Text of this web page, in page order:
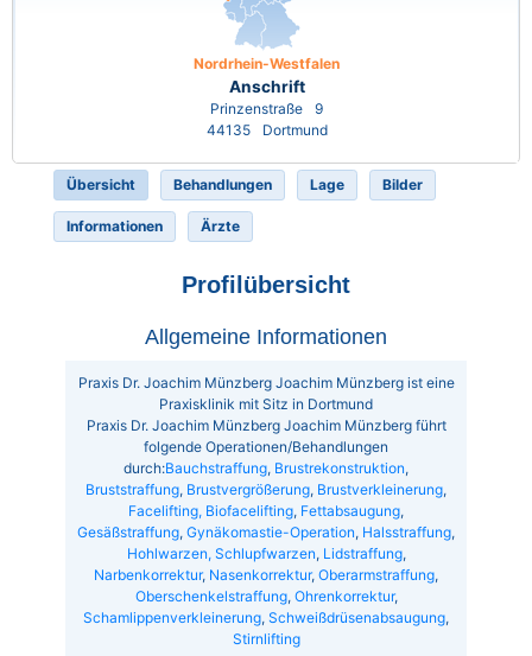
Nordrhein-Westfalen
Anschrift
Prinzenstraße
9
44135
Dortmund
Übersicht Behandlungen Lage Bilder
Informationen Ärzte
Profilübersicht
Allgemeine Informationen
Praxis Dr. Joachim Münzberg Joachim Münzberg ist eine
Praxisklinik mit Sitz in Dortmund
Praxis Dr. Joachim Münzberg Joachim Münzberg führt
folgende Operationen/Behandlungen
durch:Bauchstraffung, Brustrekonstruktion,
Bruststraffung, Brustvergrößerung, Brustverkleinerung,
Facelifting, Biofacelifting, Fettabsaugung,
Gesäßstraffung, Gynäkomastie-Operation, Halsstraffung,
Hohlwarzen, Schlupfwarzen, Lidstraffung,
Narbenkorrektur, Nasenkorrektur, Oberarmstraffung,
Oberschenkelstraffung, Ohrenkorrektur,
Schamlippenverkleinerung, Schweißdrüsenabsaugung,
Stirnlifting